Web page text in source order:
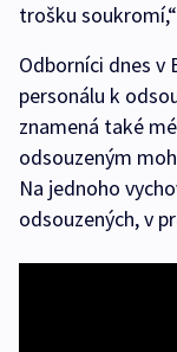
trošku
Odborníci dnes v
personálu k
znamená také
odsouzeným
Na jednoho
odsouzených, v